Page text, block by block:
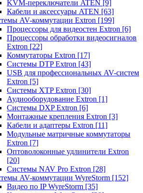
KVM-переключатели ATEN [9]
Кабели и аксессуары ATEN [63]
AV-коммутации Extron [199]
Процессоры для видеостен Extron [6]
Процессоры обработки видеосигналов
Extron [22]
Коммутаторы Extron [17]
Системы DTP Extron [43]
USB для профессиональных AV-систем
Extron [5]
Системы XTP Extron [30]
Аудиооборудование Extron [1]
Системы DXP Extron [6]
Монтажные крепления Extron [3]
Кабели и адаптеры Extron [11]
Модульные матричные коммутаторы
Extron [7]
Оптоволоконные удлинители Extron
[20]
Системы NAV Pro Extron [28]
AV-коммутации WyreStorm [152]
Видео по IP WyreStorm [35]